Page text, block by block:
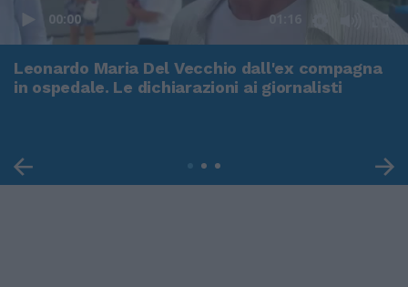
00:00 01:16
Leonardo Maria Del Vecchio dall'ex compagna
in ospedale. Le dichiarazioni ai giornalisti